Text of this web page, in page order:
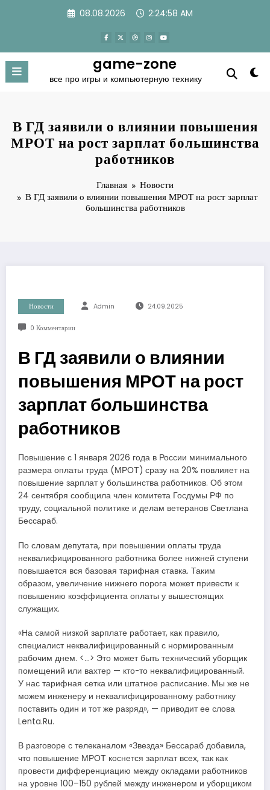
08.08.2026 2:24:59 AM
game-zone
все про игры и компьютерную технику
В ГД заявили о влиянии повышения
МРОТ на рост зарплат большинства
работников
Главная
Новости
В ГД заявили о влиянии повышения МРОТ на рост зарплат
большинства работников
Новости Admin 24.09.2025
0 Комментарии
В ГД заявили о влиянии
повышения МРОТ на рост
зарплат большинства
работников
Повышение с 1 января 2026 года в России минимального
размера оплаты труда (МРОТ) сразу на 20% повлияет на
повышение зарплат у большинства работников. Об этом
24 сентября сообщила член комитета Госдумы РФ по
труду, социальной политике и делам ветеранов Светлана
Бессараб.
По словам депутата, при повышении оплаты труда
неквалифицированного работника более нижней ступени
повышается вся базовая тарифная ставка. Таким
образом, увеличение нижнего порога может привести к
повышению коэффициента оплаты у вышестоящих
служащих.
«На самой низкой зарплате работает, как правило,
специалист неквалифицированный с нормированным
рабочим днем. <…> Это может быть технический уборщик
помещений или вахтер — кто-то неквалифицированный.
У нас тарифная сетка или штатное расписание. Мы же не
можем инженеру и неквалифицированному работнику
поставить один и тот же разряд», — приводит ее слова
Lenta.Ru.
В разговоре с телеканалом «Звезда» Бессараб добавила,
что повышение МРОТ коснется зарплат всех, так как
провести дифференциацию между окладами работников
на уровне 100–150 рублей между инженером и уборщиком